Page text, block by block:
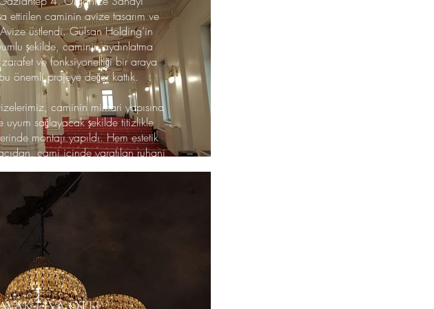
ettirilen caminin avize tasarım ve
üstlendi. Gülsan Holding’in
şekilde, caminin aydınlatma
zarafet ve fonksiyonelliği bir araya
önemli projeye değer kattık.
caminin mimari yapısına
uyum sağlayacak şekilde titizlikle
montajı yapıldı. Hem estetik
cami içinde yaratılan ruhani
için gurur duyuyoruz.